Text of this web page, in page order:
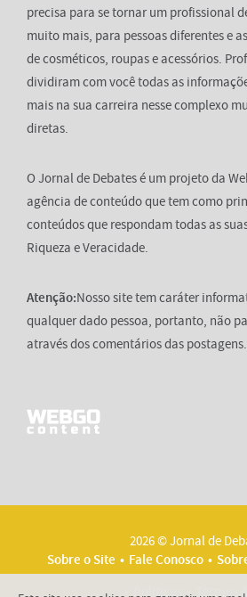
precisa para se tornar um profissional
muito mais, para pessoas diferentes e
de cosméticos, roupas e acessórios.
dividiram com você todas as
mais na sua carreira nesse complexo
diretas.
O Jornal de Debates é um projeto da
agência de conteúdo que tem como
conteúdos que respondam todas as
Riqueza e Veracidade.
Atenção:Nosso site tem caráter
qualquer dado pessoa, portanto, não
através dos comentários das postagens.
2026 © Jornal de
Sobre o Site
Fale Conosco
Políticas
Termos